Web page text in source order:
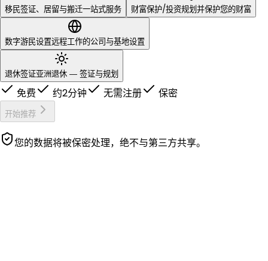
移民签证、居留与搬迁一站式服务 财富保护/投资规划并保护您的财富
数字游民设置远程工作的公司与基地设置
退休签证亚洲退休 — 签证与规划
免费 约2分钟 无需注册 保密
开始推荐
您的数据将被保密处理，绝不与第三方共享。